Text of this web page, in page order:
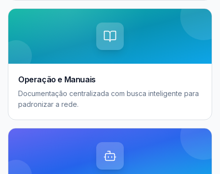
Operação e Manuais
Documentação centralizada com busca inteligente para
padronizar a rede.